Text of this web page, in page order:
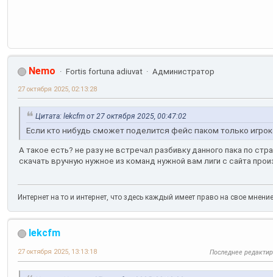
Nemo Fortis fortuna adiuvat Администратор
27 октября 2025, 02:13:28
Цитата: lekcfm от 27 октября 2025, 00:47:02
Если кто нибудь сможет поделится фейс паком только
А такое есть? не разу не встречал разбивку данного пака по
скачать вручную нужное из команд нужной вам лиги с сайта
Интернет на то и интернет, что здесь каждый имеет право на свое
lekcfm
27 октября 2025, 13:13:18 Последнее